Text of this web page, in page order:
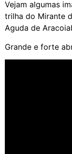
Vejam algumas
trilha do Mirante
Aguda de
Grande e forte